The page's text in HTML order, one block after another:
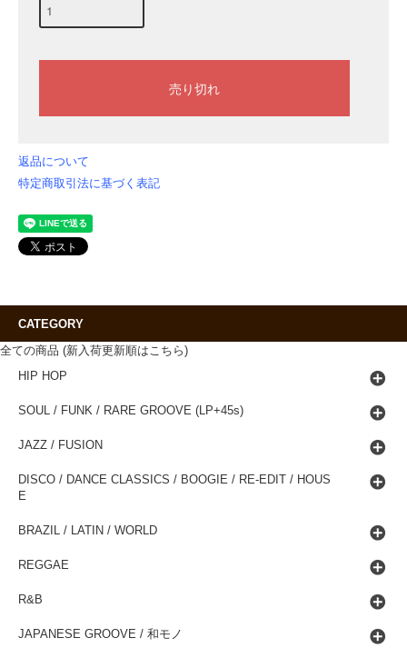
返品について
特定商取引法に基づく表記
CATEGORY
全ての商品 (新入荷更新順はこちら)
HIP HOP
SOUL / FUNK / RARE GROOVE (LP+45s)
JAZZ / FUSION
DISCO / DANCE CLASSICS / BOOGIE / RE-EDIT / HOUS
E
BRAZIL / LATIN / WORLD
REGGAE
R&B
JAPANESE GROOVE / 和モノ